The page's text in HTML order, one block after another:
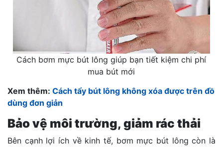
Cách bơm mực bút lông giúp bạn tiết kiệm chi phí
mua bút mới
Xem thêm: Cách tẩy bút lông không xóa được trên đồ
dùng đơn giản
Bảo vệ môi trường, giảm rác thải
Bên cạnh lợi ích về kinh tế, bơm mực bút lông còn là